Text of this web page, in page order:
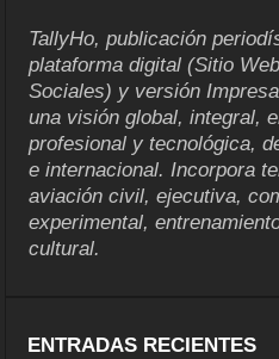
TallyHo, publicación
plataforma digital (Sitio
Sociales) y versión
una visión global, integral,
profesional y tecnológica,
e internacional. Incorpora
aviación civil, ejecutiva,
experimental,
cultural.
ENTRADAS RECIENTES